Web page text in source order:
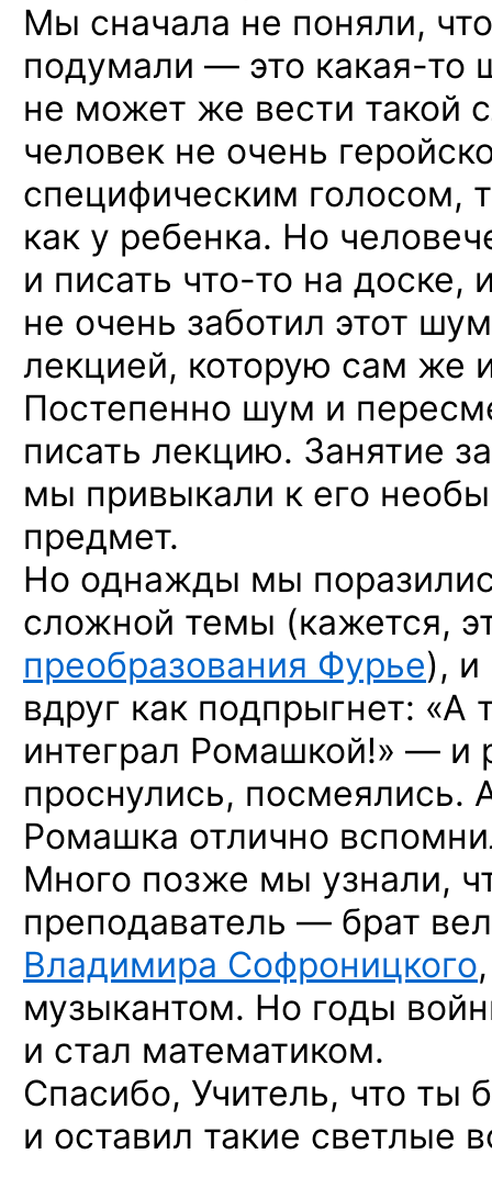
Мы сначала не поняли,
подумали — это какая-то
не может же вести такой
человек не очень
специфическим голосом,
как у ребенка. Но
и писать что-то на доске,
не очень заботил этот
лекцией, которую сам же
Постепенно шум и
писать лекцию. Занятие
мы привыкали к его
предмет.
Но однажды мы
сложной темы (кажется,
преобразования Фурье), и
вдруг как подпрыгнет: «А
интеграл Ромашкой!» — и
проснулись, посмеялись.
Ромашка отлично
Много позже мы узнали,
преподаватель — брат
Владимира Софроницкого
музыкантом. Но годы
и стал математиком.
Спасибо, Учитель, что ты
и оставил такие светлые